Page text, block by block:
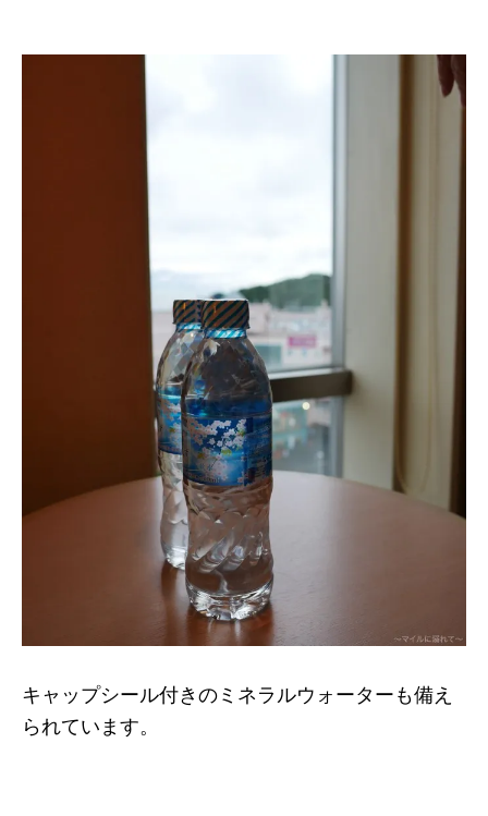
キャップシール付きのミネラルウォーターも備え
られています。